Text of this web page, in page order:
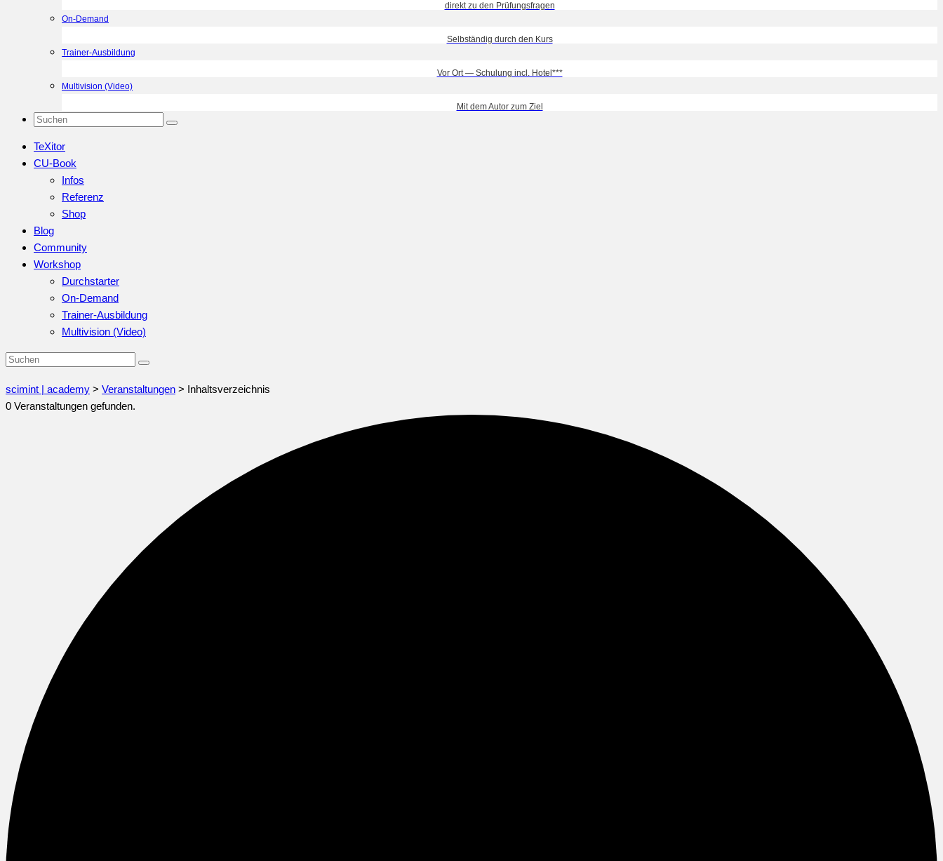
direkt zu den Prüfungsfragen
On-Demand
Selbständig durch den Kurs
Trainer-Ausbildung
Vor Ort — Schulung incl. Hotel***
Multivision (Video)
Mit dem Autor zum Ziel
TeXitor
CU-Book
Infos
Referenz
Shop
Blog
Community
Workshop
Durchstarter
On-Demand
Trainer-Ausbildung
Multivision (Video)
scimint | academy > Veranstaltungen > Inhaltsverzeichnis
0 Veranstaltungen gefunden.